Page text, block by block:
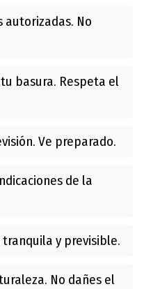
autorizadas. No
basura. Respeta el
Ve preparado.
de la
y previsible.
No dañes el